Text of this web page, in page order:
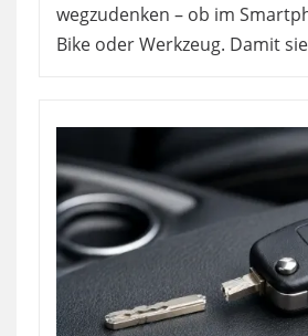
wegzudenken – ob im
Bike oder Werkzeug. Damit